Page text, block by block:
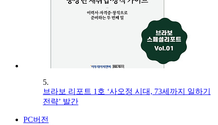
5.
브라보 리포트 1호 ‘사오정 시대, 73세까지 일하기
전략’ 발간
PC버전